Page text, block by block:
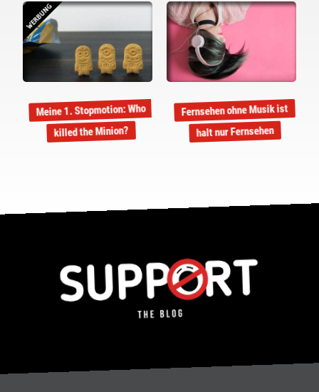
WERBUNG
Meine 1. Stopmotion: Who
killed the Minion?
Fernsehen ohne Musik ist
halt nur Fernsehen